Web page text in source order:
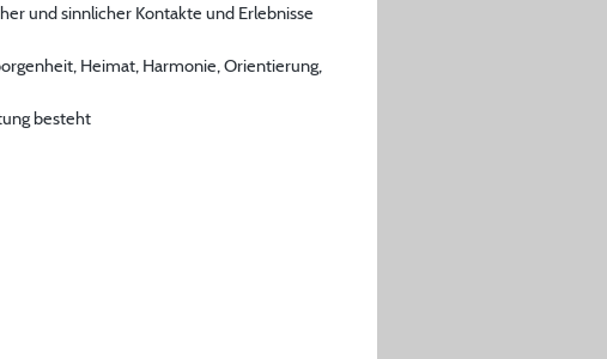
und sinnlicher Kontakte und Erlebnisse
Heimat, Harmonie, Orientierung,
besteht